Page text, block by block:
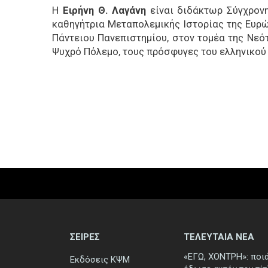
Η Ειρήνη Θ. Λαγάνηείναι διδάκτωρ
καθηγήτρια Μεταπολεμικής Ιστορίας της
Πάντειου Πανεπιστημίου, στον τομέα της
Ψυχρό Πόλεμο, τους πρόσφυγες του ελληνικού
ΣΕΙΡΕΣ
Εκδόσεις ΚΨΜ
ΤΕΛΕΥΤΑΙΑ ΝΕΑ
«ΕΓΩ, ΧΟΝΤΡΗ»: